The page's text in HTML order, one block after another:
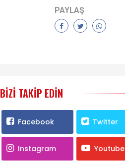
PAYLAŞ
BIZI TAKIP EDIN
Facebook Twitter
Instagram Youtube